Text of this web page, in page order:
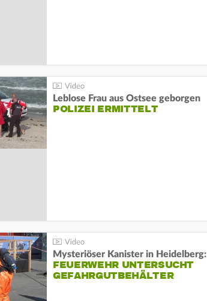
Leblose Frau aus Ostsee geborgen
POLIZEI ERMITTELT
Mysteriöser Kanister in Heidelberg:
FEUERWEHR UNTERSUCHT
GEFAHRGUTBEHÄLTER